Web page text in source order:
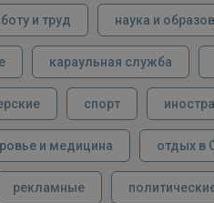
и труд наука и
караульная служба
спорт
и медицина отдых в
рекламные